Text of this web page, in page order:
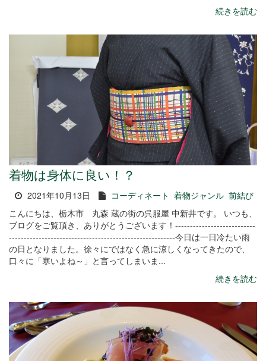
続きを読む
着物は身体に良い！？
2021年10月13日 コーディネート 着物ジャンル 前結び
こんにちは、栃木市 丸森 蔵の街の呉服屋 中新井です。 いつも、
ブログをご覧頂き、ありがとうございます！---------------------------
--------------------------------------------------------今日は一日冷たい雨
の日となりました。徐々にではなく急に涼しくなってきたので、
口々に「寒いよね～」と言ってしまいま...
続きを読む